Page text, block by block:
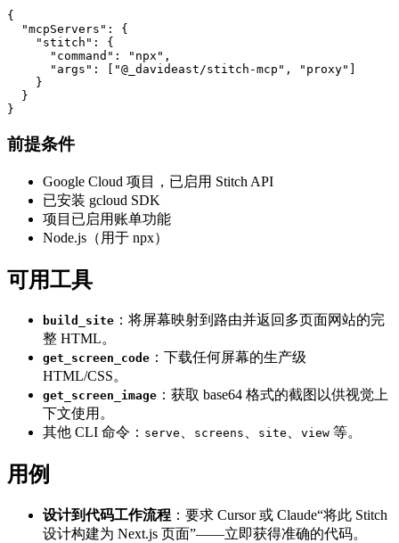
{
  "mcpServers": {
    "stitch": {
      "command": "npx",
      "args": ["@_davideast/stitch-mcp", "proxy"]
    }
  }
前提条件
Google Cloud 项目，已启用 Stitch API
已安装 gcloud SDK
项目已启用账单功能
Node.js（用于 npx）
可用工具
build_site ：将屏幕映射到路由并返回多页面网站的完
整 HTML。
get_screen_code ：下载任何屏幕的生产级
HTML/CSS。
get_screen_image ：获取 base64 格式的截图以供视觉上
下文使用。
其他 CLI 命令： serve 、 screens 、 site 、 view 等。
用例
设计到代码工作流程 ：要求 Cursor 或 Claude“将此 Stitch
设计构建为 Next.js 页面”——立即获得准确的代码。